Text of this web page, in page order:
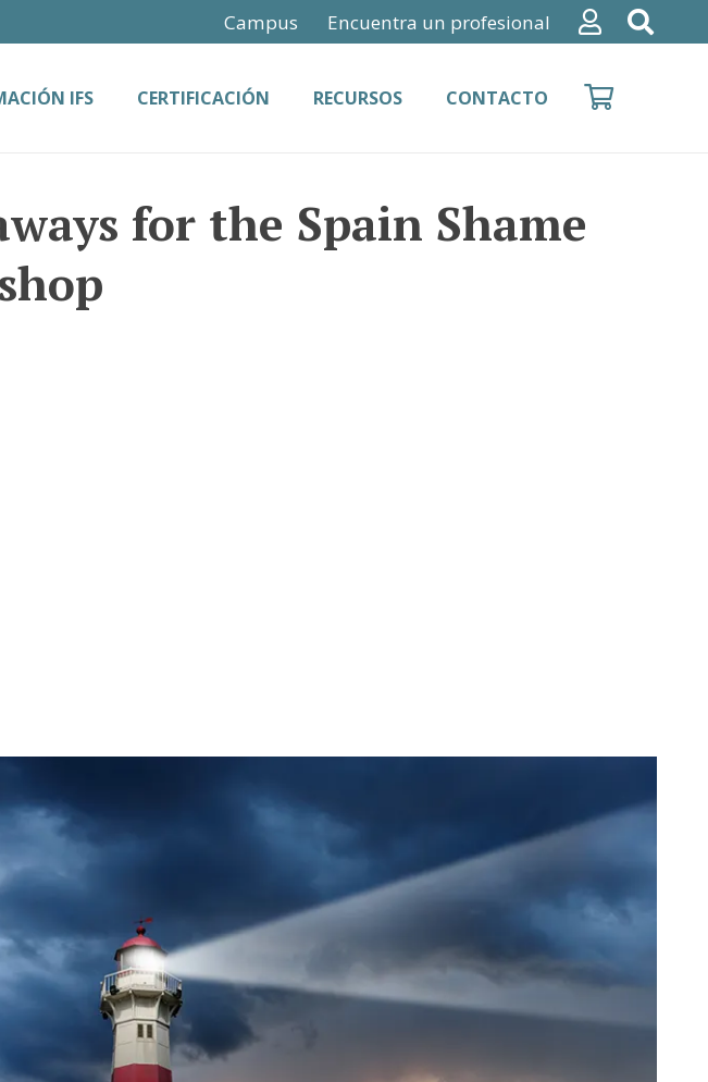
Campus Encuentra un profesional
IFS CERTIFICACIÓN RECURSOS CONTACTO
for the Spain Shame